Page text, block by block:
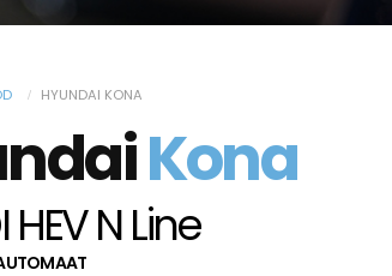
HYUNDAI KONA
Kona
HEV N Line